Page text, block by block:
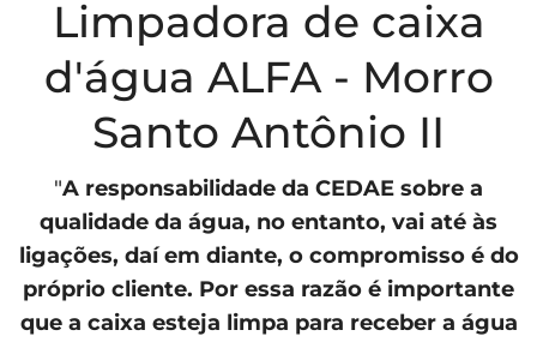
Limpadora de caixa
d'água ALFA - Morro
Santo Antônio II
"A responsabilidade da CEDAE sobre a
qualidade da água, no entanto, vai até às
ligações, daí em diante, o compromisso é do
próprio cliente. Por essa razão é importante
que a caixa esteja limpa para receber a água